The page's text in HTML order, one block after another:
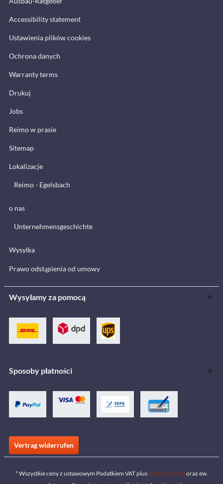
Accessibility statement
Ustawienia plików cookies
Ochrona danych
Warranty terms
Drukuj
Jobs
Reimo w prasie
Sitemap
Lokalizacje
Reimo - Egelsbach
o nas
Unternehmensgeschichte
Wysyłka
Prawo odstąpienia od umowy
Wysyłamy za pomocą
Sposoby płatności
Vertrag widerrufen
* Wszystkie ceny z ustawowym Podatkiem VAT plus koszty wysyłki oraz ew.